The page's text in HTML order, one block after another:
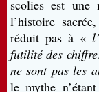
scolies est une
l’histoire
réduit pas à «
futilité des
ne sont pas les
le mythe